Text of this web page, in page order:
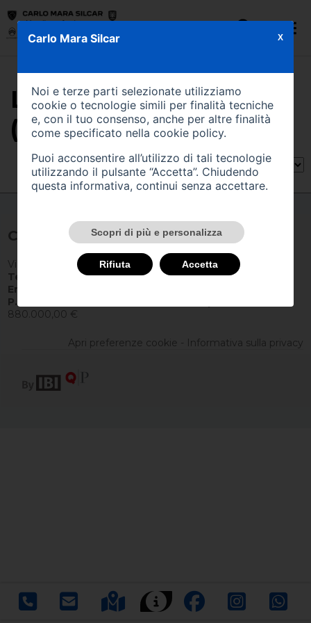
LA LISTA CONTIENE
(23) VEICOLI
Ordina per:
<< 2 >>
Carlo Mara Silcar
Via Busto Fagnano 26 - 21057 Olgiate Olona
Tel:
0331 634120
Email:
P.IVA IT
880.000,00 €
Apri preferenze cookie - Informativa sulla privacy
Carlo Mara Silcar
Noi e terze parti selezionate utilizziamo
cookie o tecnologie simili per finalità tecniche
e, con il tuo consenso, anche per altre finalità
come specificato nella cookie policy.
Puoi acconsentire all’utilizzo di tali tecnologie
utilizzando il pulsante “Accetta”. Chiudendo
questa informativa, continui senza accettare.
Scopri di più e personalizza
Rifiuta Accetta
X